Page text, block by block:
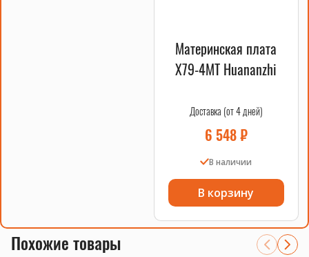
Материнская плата
X79-4MT Huananzhi
Доставка (от 4 дней)
6 548₽
В наличии
В корзину
Похожие товары